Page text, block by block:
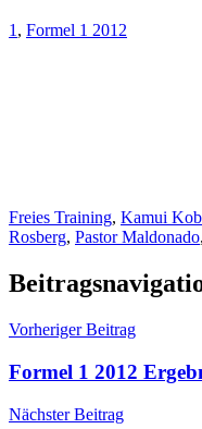
1 , Formel 1 2012
Freies Training, Kamui
Rosberg, Pastor Maldonado,
Vorheriger Beitrag
Formel 1 2012
Nächster Beitrag